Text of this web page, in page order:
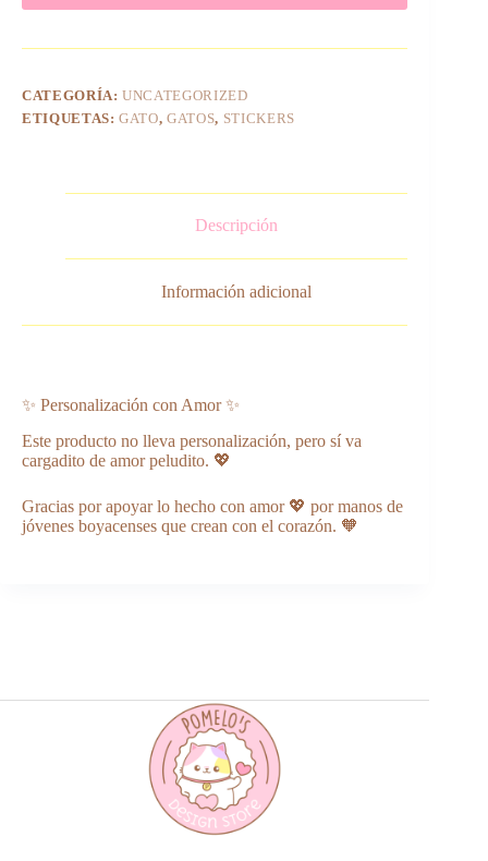
CATEGORÍA:UNCATEGORIZED
ETIQUETAS:GATO,GATOS, STICKERS
Descripción
Información adicional
✨ Personalización con Amor ✨
Este producto no lleva personalización, pero sí va
cargadito de amor peludito. 💖
Gracias por apoyar lo hecho con amor 💖 por manos de
jóvenes boyacenses que crean con el corazón. 🧡